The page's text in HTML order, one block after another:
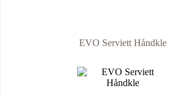
EVO Serviett Håndkle